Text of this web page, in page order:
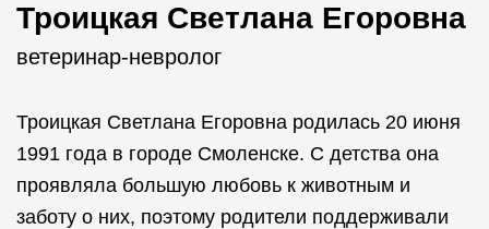
Троицкая Светлана Егоровна
ветеринар-невролог
Троицкая Светлана Егоровна родилась 20 июня
1991 года в городе Смоленске. С детства она
проявляла большую любовь к животным и
заботу о них, поэтому родители поддерживали